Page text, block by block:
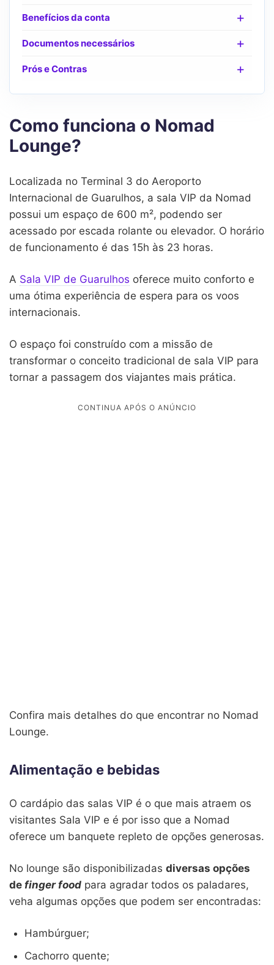
Benefícios da conta
Documentos necessários
Prós e Contras
Como funciona o Nomad
Lounge?
Localizada no Terminal 3 do Aeroporto
Internacional de Guarulhos, a sala VIP da Nomad
possui um espaço de 600 m², podendo ser
acessado por escada rolante ou elevador. O horário
de funcionamento é das 15h às 23 horas.
A Sala VIP de Guarulhos oferece muito conforto e
uma ótima experiência de espera para os voos
internacionais.
O espaço foi construído com a missão de
transformar o conceito tradicional de sala VIP para
tornar a passagem dos viajantes mais prática.
Confira mais detalhes do que encontrar no Nomad
Lounge.
Alimentação e bebidas
O cardápio das salas VIP é o que mais atraem os
visitantes Sala VIP e é por isso que a Nomad
oferece um banquete repleto de opções generosas.
No lounge são disponibilizadas diversas opções
de finger food para agradar todos os paladares,
veha algumas opções que podem ser encontradas:
Hambúrguer;
Cachorro quente;